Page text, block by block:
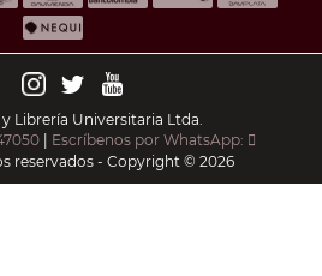
Librería Universitaria Ltda.
Escríbenos por WhatsApp:
reservados - Copyright © 2026